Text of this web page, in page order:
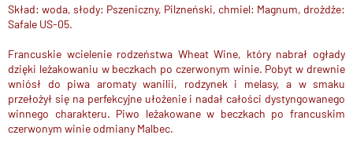
Skład: woda, słody: Pszeniczny, Pilzneński, chmiel: Magnum, drożdże:
Safale US-05.
Francuskie wcielenie rodzeństwa Wheat Wine, który nabrał ogłady
dzięki leżakowaniu w beczkach po czerwonym winie. Pobyt w drewnie
wniósł do piwa aromaty wanilii, rodzynek i melasy, a w smaku
przełożył się na perfekcyjne ułożenie i nadał całości dystyngowanego
winnego charakteru. Piwo leżakowane w beczkach po francuskim
czerwonym winie odmiany Malbec.